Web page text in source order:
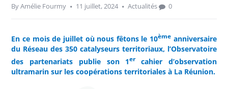
ByAmélie Fourmy 11 juillet, 2024 Actualités 0
En ce mois de juillet où nous fêtons le 10èmeanniversaire
du Réseau des 350 catalyseurs territoriaux, l’Observatoire
des partenariats publie son 1er cahier d’observation
ultramarin sur les coopérations territoriales à La Réunion.